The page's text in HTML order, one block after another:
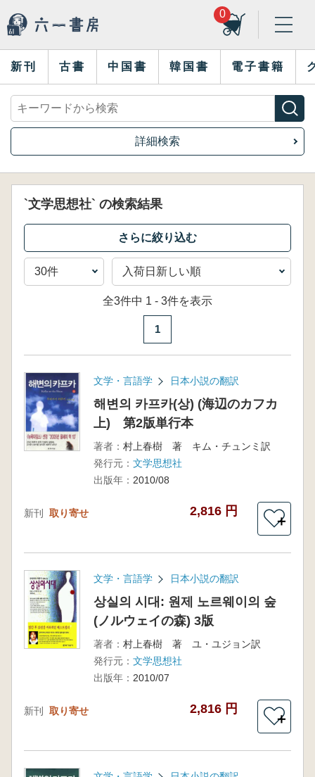
0
新刊 古書 中国書 韓国書 電子書籍
詳細検索
`文学思想社` の検索結果
全3件中 1 - 3件を表示
1
文学・言語学 日本小説の翻訳
해변의 카프카(상) (海辺のカフカ
上) 第2版単行本
著者： 村上春樹 著 キム・チュンミ訳
発行元： 文学思想社
出版年： 2010/08
新刊 取り寄せ 2,816 円
＋
文学・言語学 日本小説の翻訳
상실의 시대: 원제 노르웨이의 숲
(ノルウェイの森) 3版
著者： 村上春樹 著 ユ・ユジョン訳
発行元： 文学思想社
出版年： 2010/07
新刊 取り寄せ 2,816 円
＋